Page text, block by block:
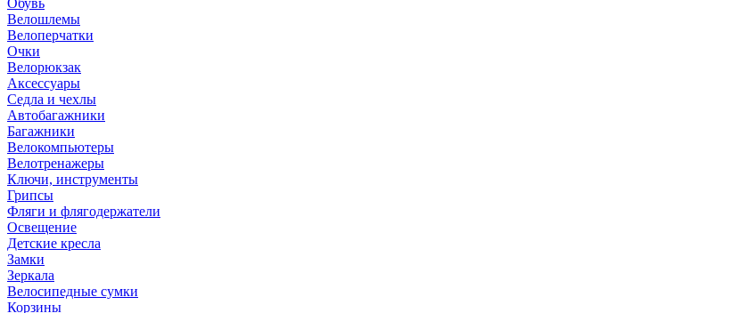
Обувь
Велошлемы
Велоперчатки
Очки
Велорюкзак
Аксессуары
Седла и чехлы
Автобагажники
Багажники
Велокомпьютеры
Велотренажеры
Ключи, инструменты
Грипсы
Фляги и флягодержатели
Освещение
Детские кресла
Замки
Зеркала
Велосипедные сумки
Корзины